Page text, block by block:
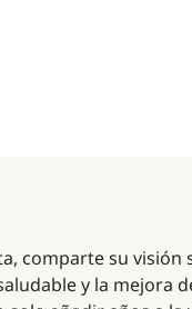
comparte su visión
y la mejora